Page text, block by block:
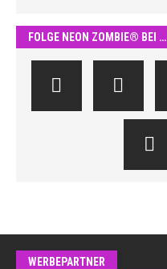
FOLGE NEON ZOMBIE® BEI …
WERBEPARTNER